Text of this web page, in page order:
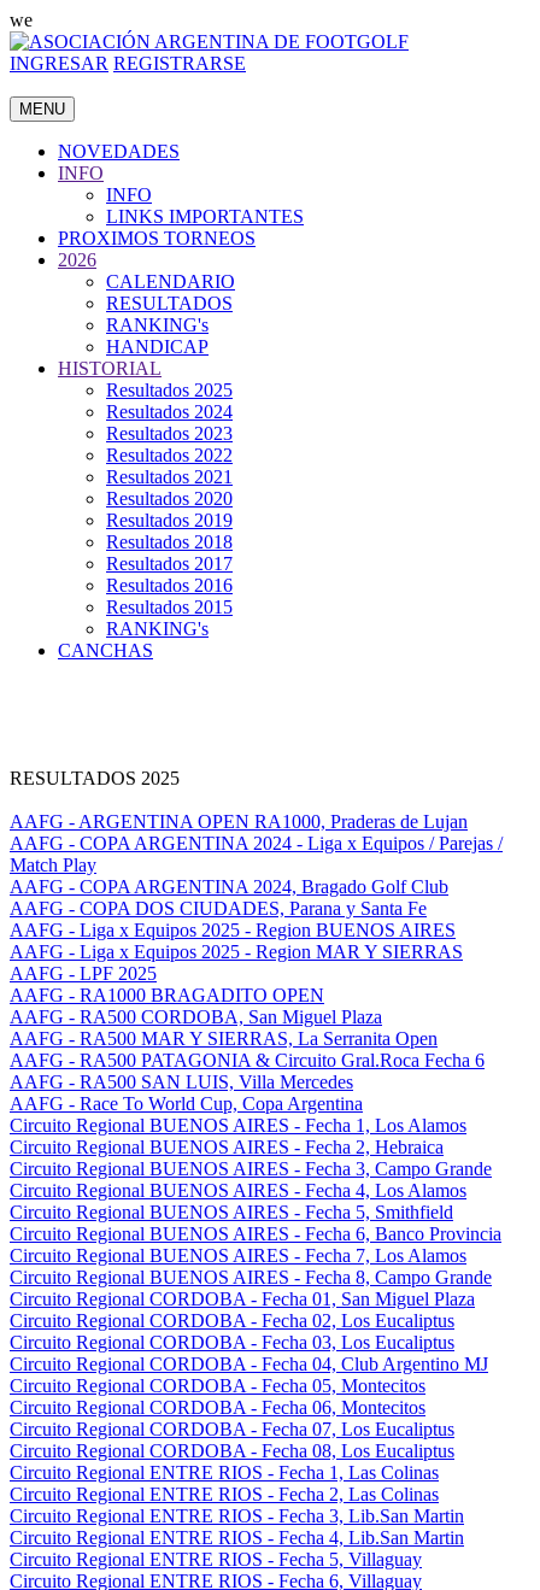
we
INGRESAR REGISTRARSE
MENU
NOVEDADES
INFO
INFO
LINKS IMPORTANTES
PROXIMOS TORNEOS
2026
CALENDARIO
RESULTADOS
RANKING's
HANDICAP
HISTORIAL
Resultados 2025
Resultados 2024
Resultados 2023
Resultados 2022
Resultados 2021
Resultados 2020
Resultados 2019
Resultados 2018
Resultados 2017
Resultados 2016
Resultados 2015
RANKING's
CANCHAS
RESULTADOS 2025
AAFG - ARGENTINA OPEN RA1000, Praderas de Lujan
AAFG - COPA ARGENTINA 2024 - Liga x Equipos / Parejas /
Match Play
AAFG - COPA ARGENTINA 2024, Bragado Golf Club
AAFG - COPA DOS CIUDADES, Parana y Santa Fe
AAFG - Liga x Equipos 2025 - Region BUENOS AIRES
AAFG - Liga x Equipos 2025 - Region MAR Y SIERRAS
AAFG - LPF 2025
AAFG - RA1000 BRAGADITO OPEN
AAFG - RA500 CORDOBA, San Miguel Plaza
AAFG - RA500 MAR Y SIERRAS, La Serranita Open
AAFG - RA500 PATAGONIA & Circuito Gral.Roca Fecha 6
AAFG - RA500 SAN LUIS, Villa Mercedes
AAFG - Race To World Cup, Copa Argentina
Circuito Regional BUENOS AIRES - Fecha 1, Los Alamos
Circuito Regional BUENOS AIRES - Fecha 2, Hebraica
Circuito Regional BUENOS AIRES - Fecha 3, Campo Grande
Circuito Regional BUENOS AIRES - Fecha 4, Los Alamos
Circuito Regional BUENOS AIRES - Fecha 5, Smithfield
Circuito Regional BUENOS AIRES - Fecha 6, Banco Provincia
Circuito Regional BUENOS AIRES - Fecha 7, Los Alamos
Circuito Regional BUENOS AIRES - Fecha 8, Campo Grande
Circuito Regional CORDOBA - Fecha 01, San Miguel Plaza
Circuito Regional CORDOBA - Fecha 02, Los Eucaliptus
Circuito Regional CORDOBA - Fecha 03, Los Eucaliptus
Circuito Regional CORDOBA - Fecha 04, Club Argentino MJ
Circuito Regional CORDOBA - Fecha 05, Montecitos
Circuito Regional CORDOBA - Fecha 06, Montecitos
Circuito Regional CORDOBA - Fecha 07, Los Eucaliptus
Circuito Regional CORDOBA - Fecha 08, Los Eucaliptus
Circuito Regional ENTRE RIOS - Fecha 1, Las Colinas
Circuito Regional ENTRE RIOS - Fecha 2, Las Colinas
Circuito Regional ENTRE RIOS - Fecha 3, Lib.San Martin
Circuito Regional ENTRE RIOS - Fecha 4, Lib.San Martin
Circuito Regional ENTRE RIOS - Fecha 5, Villaguay
Circuito Regional ENTRE RIOS - Fecha 6, Villaguay